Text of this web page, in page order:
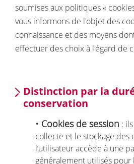
soumises aux politiques «
vous informons de l'objet des
connaissance et des moyens
effectuer des choix à l'égard de
Distinction par la
conservation
• Cookies de session :
collecte et le stockage des
l’utilisateur accède à une
généralement utilisés pour